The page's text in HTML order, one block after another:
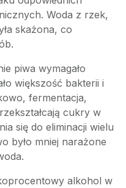
Woda z rzek,
skażona, co
piwa wymagało
większość bakterii i
fermentacja,
cukry w
się do eliminacji wielu
było mniej narażone
alkohol w